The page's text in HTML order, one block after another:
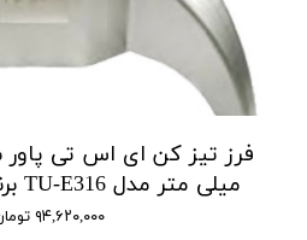
میلی متر مدل TU-E316 برند AST-POWER
۹۴,۶۲۰,۰۰۰ تومان